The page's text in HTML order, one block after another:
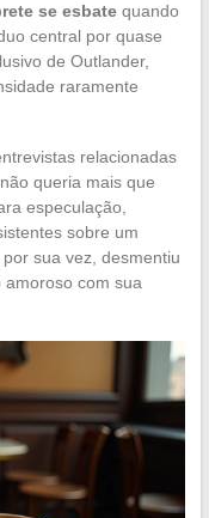
se esbatequando
central por quase
de Outlander,
raramente
relacionadas
queria mais que
especulação,
sobre um
sua vez, desmentiu
com sua